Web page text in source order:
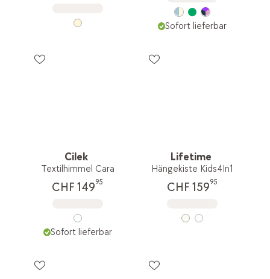
Sofort lieferbar
Cilek
Textilhimmel Cara
CHF 14995
Sofort lieferbar
Lifetime
Hängekiste Kids4In1
CHF 15995